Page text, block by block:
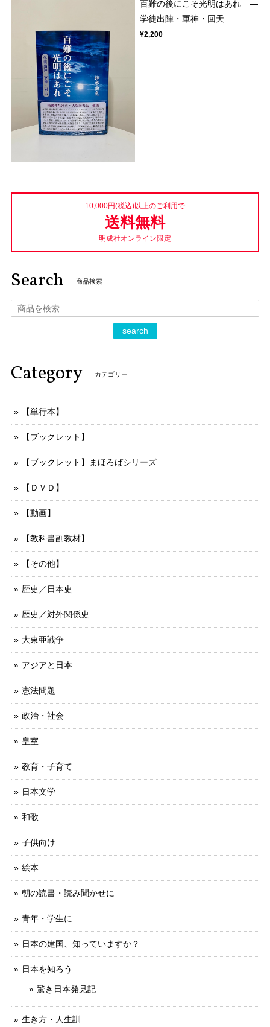
百難の後にこそ光明はあれ ―
学徒出陣・軍神・回天
¥2,200
10,000円(税込)以上のご利用で
送料無料
明成社オンライン限定
Search 商品検索
search
Category カテゴリー
【単行本】
【ブックレット】
【ブックレット】まほろばシリーズ
【ＤＶＤ】
【動画】
【教科書副教材】
【その他】
歴史／日本史
歴史／対外関係史
大東亜戦争
アジアと日本
憲法問題
政治・社会
皇室
教育・子育て
日本文学
和歌
子供向け
絵本
朝の読書・読み聞かせに
青年・学生に
日本の建国、知っていますか？
日本を知ろう
驚き日本発見記
生き方・人生訓